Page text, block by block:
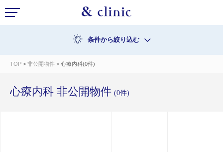
条件から絞り込む
TOP > 非公開物件 > 心療内科(0件)
心療内科 非公開物件 (0件)